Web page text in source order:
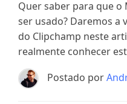
Quer saber para que
ser usado? Daremos a
do Clipchamp neste
realmente conhecer
Postado por